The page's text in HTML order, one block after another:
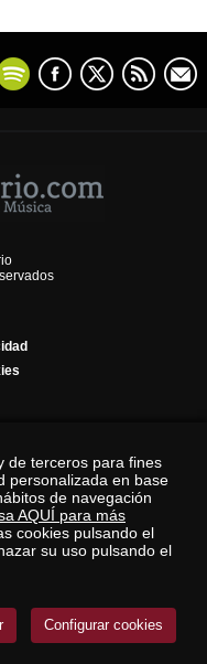
de terceros para fines
personalizada en base
de navegación
AQUÍ para más
cookies pulsando el
su uso pulsando el
Configurar cookies